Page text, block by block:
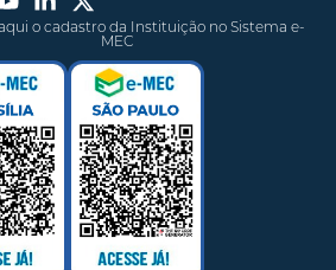
o cadastro da Instituição no Sistema e-
MEC